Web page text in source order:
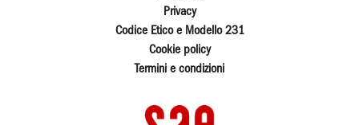
Privacy
Codice Etico e Modello 231
Cookie policy
Termini e condizioni